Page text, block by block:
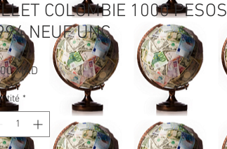
COLOMBIE 1000 PESOS
NEUF UNC
MAD Prix
*